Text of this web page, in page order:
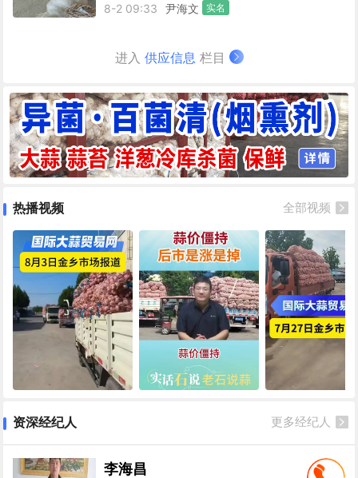
8-2 09:33 尹海文 实名
进入 供应信息 栏目
全部视频
热播视频
更多经纪人
资深经纪人
李海昌